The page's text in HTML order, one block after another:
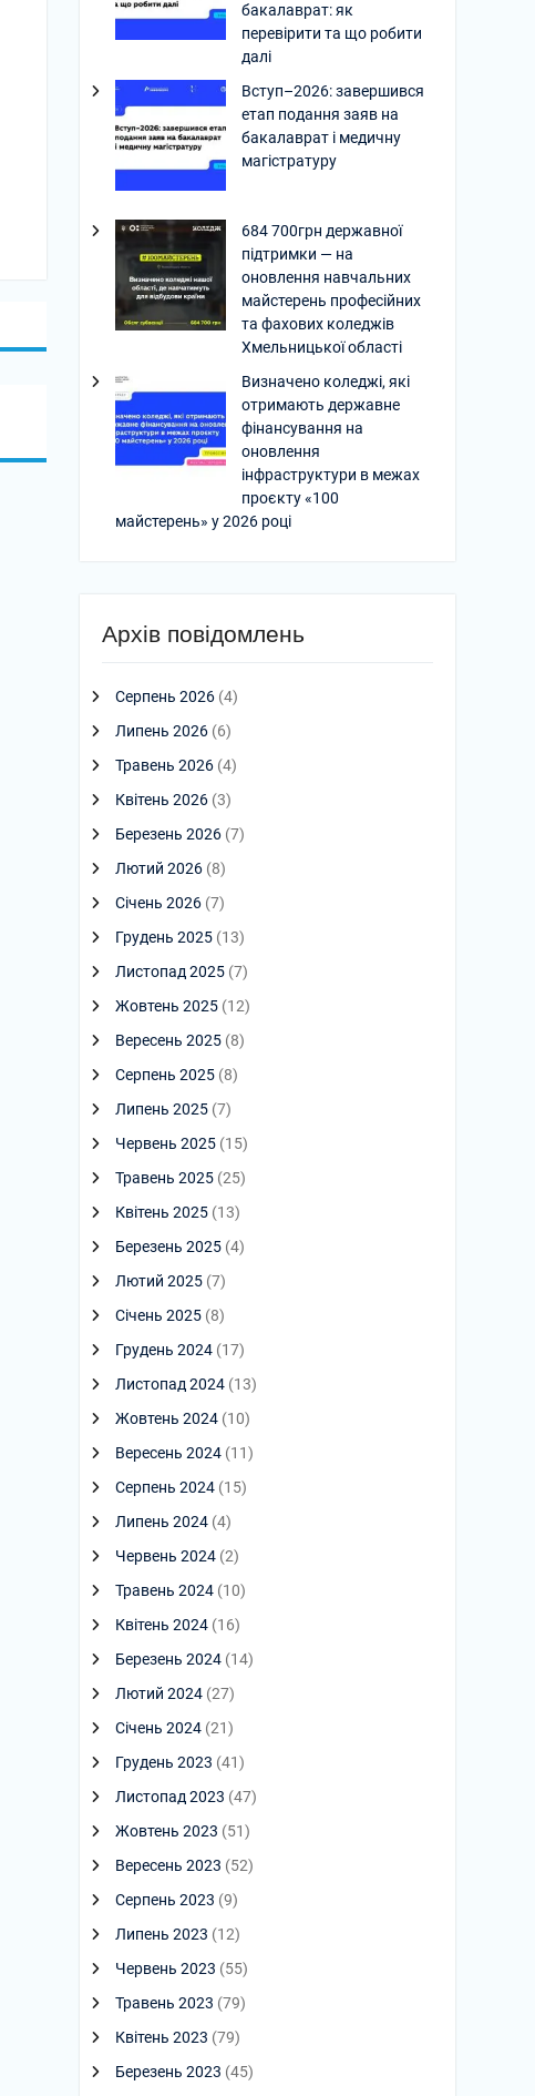
бакалаврат: як
перевірити та що робити
далі
Вступ–2026: завершився
етап подання заяв на
бакалаврат і медичну
магістратуру
684 700грн державної
підтримки — на
оновлення навчальних
майстерень професійних
та фахових коледжів
Хмельницької області
Визначено коледжі, які
отримають державне
фінансування на
оновлення
інфраструктури в межах
проєкту «100
майстерень» у 2026 році
Архів повідомлень
Серпень 2026 (4)
Липень 2026 (6)
Травень 2026 (4)
Квітень 2026 (3)
Березень 2026 (7)
Лютий 2026 (8)
Січень 2026 (7)
Грудень 2025 (13)
Листопад 2025 (7)
Жовтень 2025 (12)
Вересень 2025 (8)
Серпень 2025 (8)
Липень 2025 (7)
Червень 2025 (15)
Травень 2025 (25)
Квітень 2025 (13)
Березень 2025 (4)
Лютий 2025 (7)
Січень 2025 (8)
Грудень 2024 (17)
Листопад 2024 (13)
Жовтень 2024 (10)
Вересень 2024 (11)
Серпень 2024 (15)
Липень 2024 (4)
Червень 2024 (2)
Травень 2024 (10)
Квітень 2024 (16)
Березень 2024 (14)
Лютий 2024 (27)
Січень 2024 (21)
Грудень 2023 (41)
Листопад 2023 (47)
Жовтень 2023 (51)
Вересень 2023 (52)
Серпень 2023 (9)
Липень 2023 (12)
Червень 2023 (55)
Травень 2023 (79)
Квітень 2023 (79)
Березень 2023 (45)